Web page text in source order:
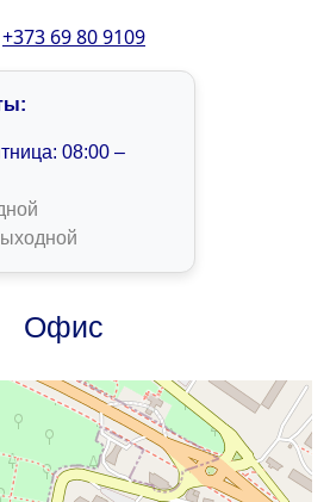
+373 69 80 9109
08:00 –
Офис